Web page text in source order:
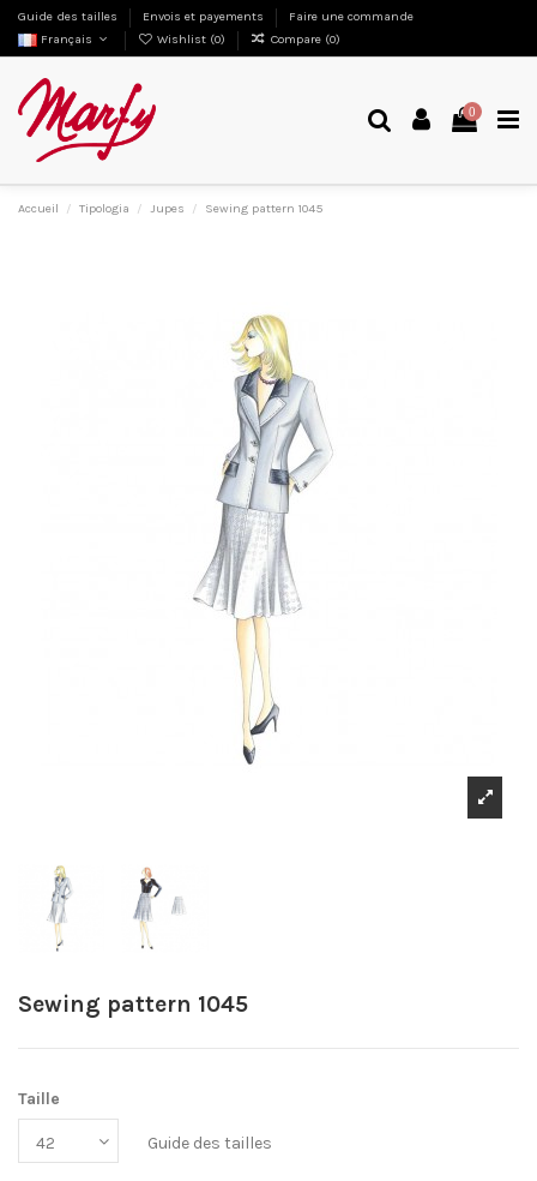
Guide des tailles Envois et payements
Faire une commande
Français
Wishlist (0) Compare (0)
0
Accueil Tipologia Jupes Sewing pattern 1045
Sewing pattern 1045
Taille
Guide des tailles